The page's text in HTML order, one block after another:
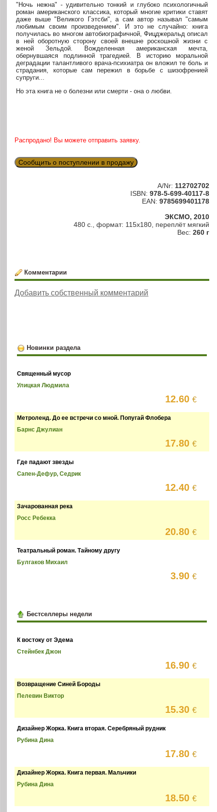
"Ночь нежна" - удивительно тонкий и глубоко психологичный
роман американского классика, который многие критики ставят
даже выше "Великого Гэтсби", а сам автор называл "самым
любимым своим произведением". И это не случайно: книга
получилась во многом автобиографичной, Фицджеральд описал
в ней оборотную сторону своей внешне роскошной жизни с
женой Зельдой. Вожделенная американская мечта,
обернувшаяся подлинной трагедией. В историю моральной
деградации талантливого врача-психиатра он вложил те боль и
страдания, которые сам пережил в борьбе с шизофренией
супруги...
Но эта книга не о болезни или смерти - она о любви.
Распродано! Вы можете отправить заявку.
Сообщить о поступлении в продажу
A/Nr: 112702702
ISBN: 978-5-699-40117-8
EAN: 9785699401178
ЭКСМО, 2010
480 с., формат: 115х180, переплёт мягкий
Вес: 260 г
Комментарии
Добавить собственный комментарий
Новинки раздела
Священный мусор
Улицкая Людмила
12.60€
Метроленд. До ее встречи со мной. Попугай Флобера
Барнс Джулиан
17.80€
Где падают звезды
Сапен-Дефур, Седрик
12.40€
Зачарованная река
Росс Ребекка
20.80€
Театральный роман. Тайному другу
Булгаков Михаил
3.90€
Бестселлеры недели
К востоку от Эдема
Стейнбек Джон
16.90€
Возвращение Синей Бороды
Пелевин Виктор
15.30€
Дизайнер Жорка. Книга вторая. Серебряный рудник
Рубина Дина
17.80€
Дизайнер Жорка. Книга первая. Мальчики
Рубина Дина
18.50€